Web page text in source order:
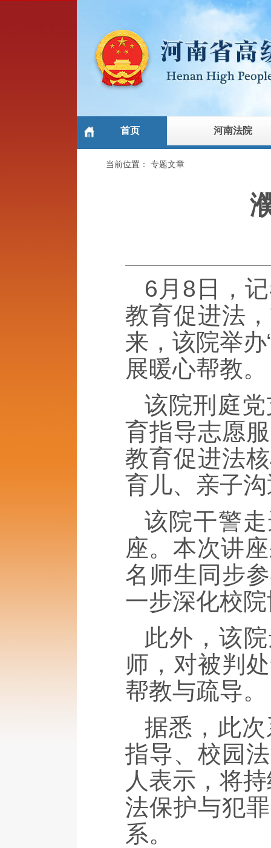
首页 河南法院
当前位置：专题文章
6月8日，
教育促进法
来，该院举
展暖心帮教。
该院刑庭
育指导志愿
教育促进法
育儿、亲子
该院干警
座。本次讲
名师生同步
一步深化校
此外，该
师，对被判
帮教与疏导。
据悉，此
指导、校园
人表示，将
法保护与犯
系。